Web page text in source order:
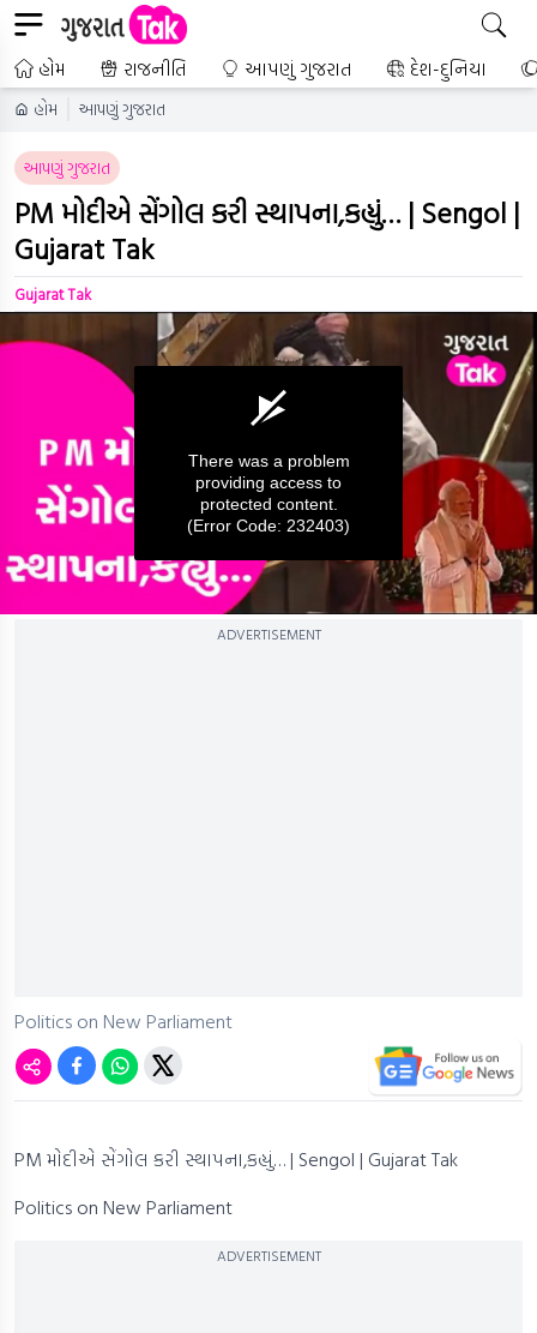
હોમ રાજનીતિ આપણું ગુજરાત દેશ-દુનિયા
હોમ આપણું ગુજરાત
આપણું ગુજરાત
PM મોદીએ સેંગોલ કરી સ્થાપના,કહ્યું… | Sengol |
Gujarat Tak
Gujarat Tak
There was a problem
providing access to
protected content.
(Error Code: 232403)
ADVERTISEMENT
Politics on New Parliament
PM મોદીએ સેંગોલ કરી સ્થાપના,કહ્યું… | Sengol | Gujarat Tak
Politics on New Parliament
ADVERTISEMENT